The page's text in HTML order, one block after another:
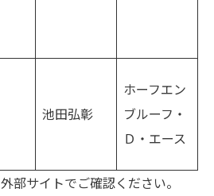
池田弘彰
ホーフエン
ブルーフ・
Ｄ・エース
外部サイトでご確認ください。